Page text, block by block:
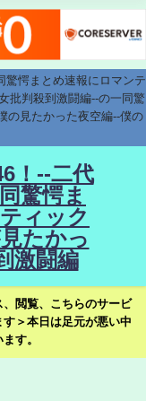
驚愕まとめ速報にロマンテ
批判殺到激闘編--の一同驚
の見たかった夜空編--僕の
！--二代
驚愕ま
ィック
たかっ
激闘編
閲覧、こちらのサービ
＞本日は足元が悪い中
す。